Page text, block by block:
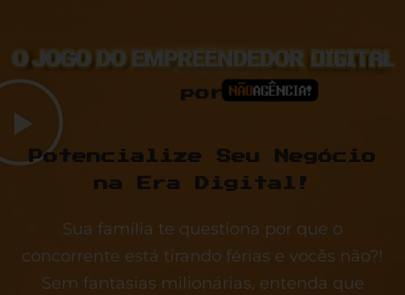
por
Potencialize Seu Negócio
na Era Digital!
Sua família te questiona por que o
concorrente está tirando férias e vocês não?!
Sem fantasias milionárias, entenda que